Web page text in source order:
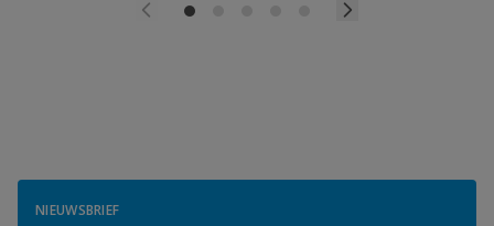
NIEUWSBRIEF